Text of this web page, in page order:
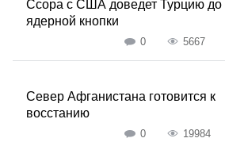
Ссора с США доведет Турцию до
ядерной кнопки
0 5667
Север Афганистана готовится к
восстанию
0 19984